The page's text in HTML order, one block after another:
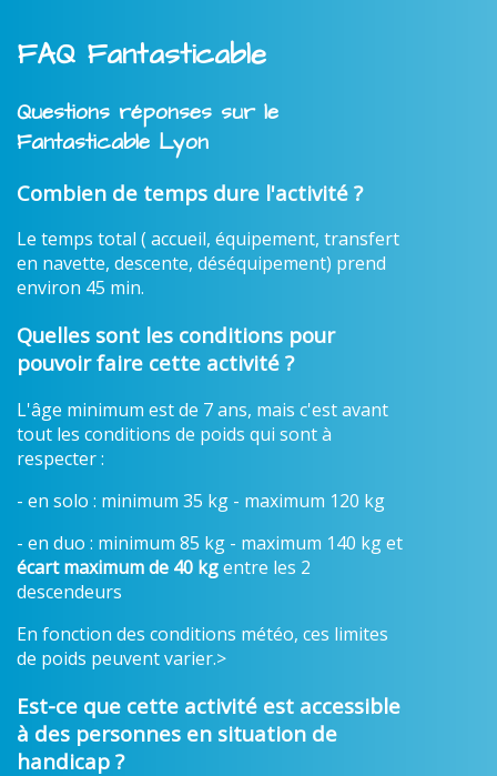
FAQ Fantasticable
Questions réponses sur le
Fantasticable Lyon
Combien de temps dure l'activité ?
Le temps total ( accueil, équipement, transfert
en navette, descente, déséquipement) prend
environ 45 min.
Quelles sont les conditions pour
pouvoir faire cette activité ?
L'âge minimum est de 7 ans, mais c'est avant
tout les conditions de poids qui sont à
respecter :
- en solo : minimum 35 kg - maximum 120 kg
- en duo : minimum 85 kg - maximum 140 kg et
écart maximum de 40 kgentre les 2
descendeurs
En fonction des conditions météo, ces limites
de poids peuvent varier.>
Est-ce que cette activité est accessible
à des personnes en situation de
handicap ?